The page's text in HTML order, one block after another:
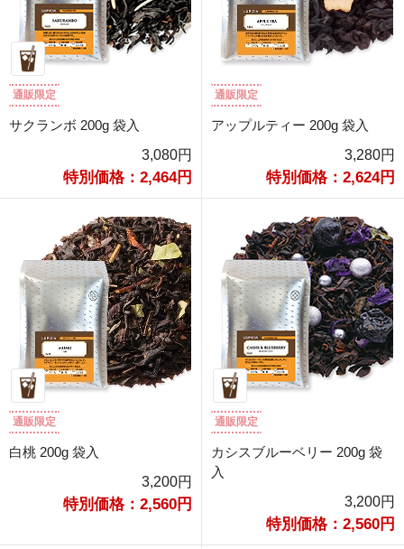
通販限定
サクランボ 200g 袋入
3,080円
特別価格：2,464円
通販限定
アップルティー 200g 袋入
3,280円
特別価格：2,624円
通販限定
白桃 200g 袋入
3,200円
特別価格：2,560円
通販限定
カシスブルーベリー 200g 袋
入
3,200円
特別価格：2,560円